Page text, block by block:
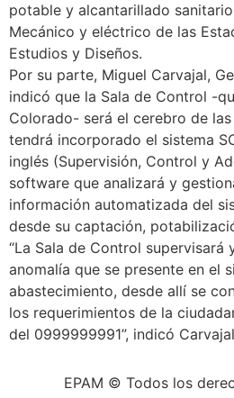
potable y alcantarillado
Mecánico y eléctrico de las
Estudios y Diseños.
Por su parte, Miguel Carvajal,
indicó que la Sala de Control -
Colorado- será el cerebro de
tendrá incorporado el sistema
inglés (Supervisión, Control y
software que analizará y
información automatizada del
desde su captación,
“La Sala de Control supervisará
anomalía que se presente en el
abastecimiento, desde allí se
los requerimientos de la
del 0999999991”, indicó
EPAM © Todos los